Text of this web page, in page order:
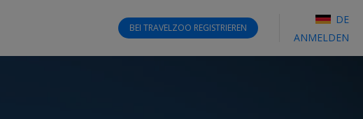
ANMELDEN
DE
BEI TRAVELZOO REGISTRIEREN